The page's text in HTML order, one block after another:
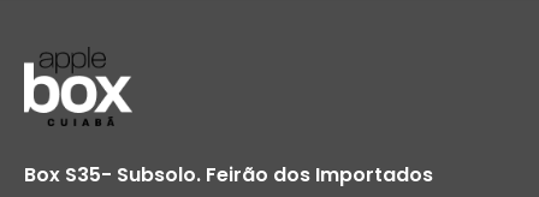
Box S35- Subsolo. Feirão dos Importados